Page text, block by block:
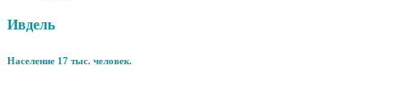
Ивдель
Население 17 тыс. человек.